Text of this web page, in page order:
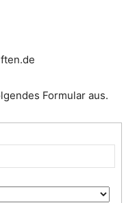
Formular aus.